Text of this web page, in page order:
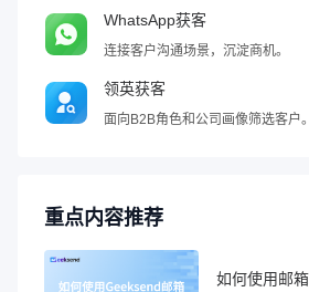
WhatsApp获客
连接客户沟通场景，沉淀商机。
领英获客
面向B2B角色和公司画像筛选客户。
重点内容推荐